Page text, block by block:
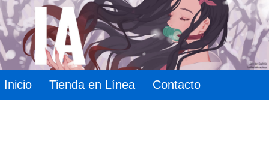
Inicio Tienda en Línea Contacto